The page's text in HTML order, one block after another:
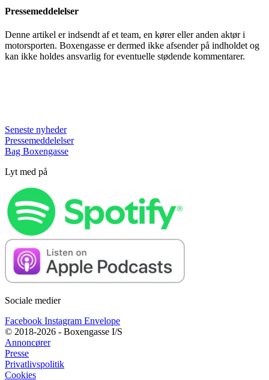
Pressemeddelelser
Denne artikel er indsendt af et team, en kører eller anden aktør i
motorsporten. Boxengasse er dermed ikke afsender på indholdet og
kan ikke holdes ansvarlig for eventuelle stødende kommentarer.
Seneste nyheder
Pressemeddelelser
Bag Boxengasse
Lyt med på
Sociale medier
Facebook Instagram Envelope
© 2018-2026 - Boxengasse I/S
Annoncører
Presse
Privatlivspolitik
Cookies